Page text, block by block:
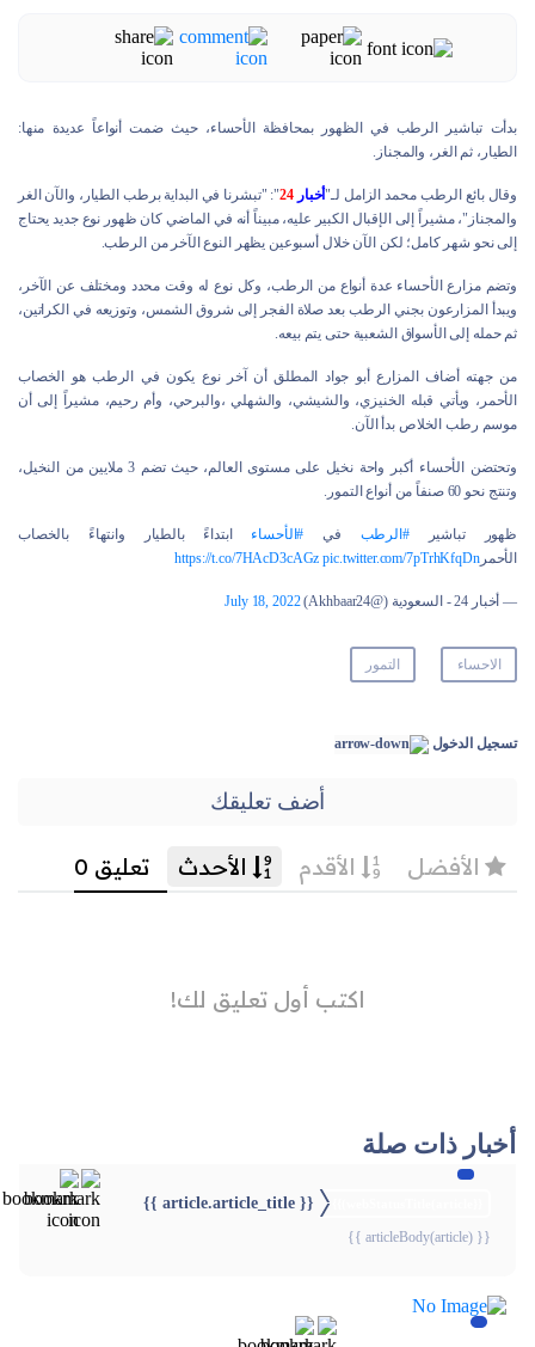
بدأت تباشير الرطب في الظهور بمحافظة الأحساء، حيث ضمت أنواعاً عديدة منها:
الطيار، ثم الغر، والمجناز.
وقال بائع الرطب محمد الزامل لـ"أخبار 24": "تبشرنا في البداية برطب الطيار، والآن الغر
والمجناز"، مشيراً إلى الإقبال الكبير عليه، مبيناً أنه في الماضي كان ظهور نوع جديد يحتاج
إلى نحو شهر كامل؛ لكن الآن خلال أسبوعين يظهر النوع الآخر من الرطب.
وتضم مزارع الأحساء عدة أنواع من الرطب، وكل نوع له وقت محدد ومختلف عن الآخر،
ويبدأ المزارعون بجني الرطب بعد صلاة الفجر إلى شروق الشمس، وتوزيعه في الكراتين،
ثم حمله إلى الأسواق الشعبية حتى يتم بيعه.
من جهته أضاف المزارع أبو جواد المطلق أن آخر نوع يكون في الرطب هو الخصاب
الأحمر، ويأتي قبله الخنيزي، والشيشي، والشهلي ،والبرحي، وأم رحيم، مشيراً إلى أن
موسم رطب الخلاص بدأ الآن.
وتحتضن الأحساء أكبر واحة نخيل على مستوى العالم، حيث تضم 3 ملايين من النخيل،
وتنتج نحو 60 صنفاً من أنواع التمور.
ظهور تباشير#الرطب في #الأحساء ابتداءً بالطيار وانتهاءً بالخصاب
الأحمر
https://t.co/7HAcD3cAGz pic.twitter.com/7pTrhKfqDn
— أخبار 24 - السعودية (@Akhbaar24) July 18, 2022
الاحساء التمور
تسجيل الدخول
أضف تعليقك
أخبار ذات صلة
{{ article.article_title }}
{{ articleBody(article) }}